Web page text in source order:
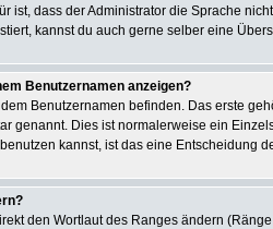
ist, dass der Administrator die Sprache
kannst du auch gerne selber eine
Benutzernamen anzeigen?
Benutzernamen befinden. Das erste
genannt. Dies ist normalerweise ein
kannst, ist das eine Entscheidung
den Wortlaut des Ranges ändern